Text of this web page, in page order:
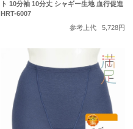
ト 10分袖 10分丈 シャギー生地 血行促進
HRT-6007
参考上代
5,728円